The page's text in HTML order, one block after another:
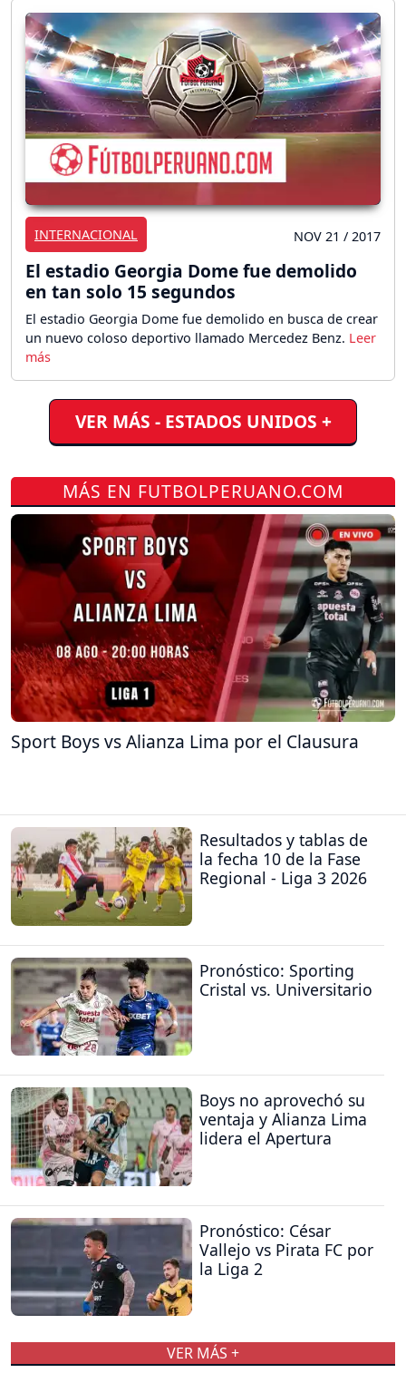
INTERNACIONAL NOV 21 / 2017
El estadio Georgia Dome fue demolido
en tan solo 15 segundos
El estadio Georgia Dome fue demolido en busca de crear
un nuevo coloso deportivo llamado Mercedez Benz.
VER MÁS - ESTADOS UNIDOS +
MÁS EN FUTBOLPERUANO.COM
Sport Boys vs Alianza Lima por el Clausura
Resultados y tablas de
la fecha 10 de la Fase
Regional - Liga 3 2026
Pronóstico: Sporting
Cristal vs. Universitario
Boys no aprovechó su
ventaja y Alianza Lima
lidera el Apertura
Pronóstico: César
Vallejo vs Pirata FC por
la Liga 2
VER MÁS +